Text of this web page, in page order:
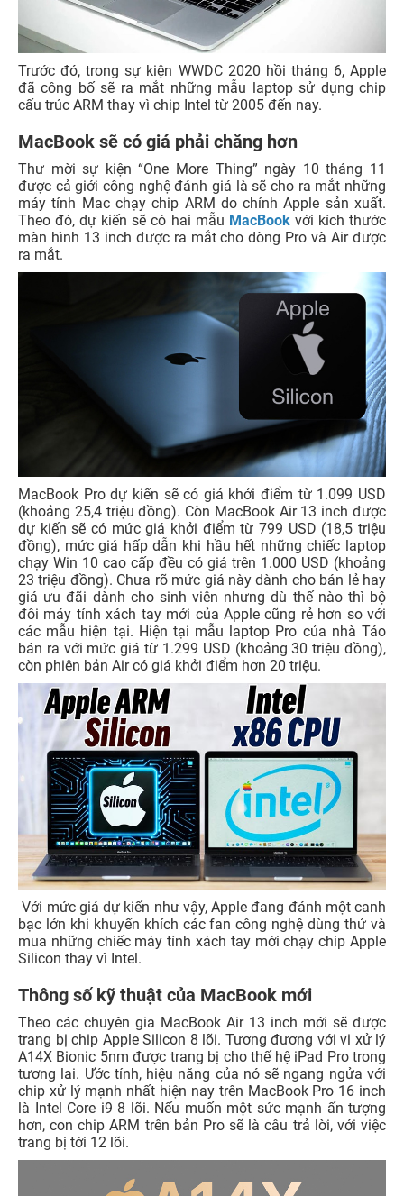
Trước đó, trong sự kiện WWDC 2020 hồi tháng 6, Apple
đã công bố sẽ ra mắt những mẫu laptop sử dụng chip
cấu trúc ARM thay vì chip Intel từ 2005 đến nay.
MacBook sẽ có giá phải chăng hơn
Thư mời sự kiện “One More Thing” ngày 10 tháng 11
được cả giới công nghệ đánh giá là sẽ cho ra mắt những
máy tính Mac chạy chip ARM do chính Apple sản xuất.
Theo đó, dự kiến sẽ có hai mẫu MacBook với kích thước
màn hình 13 inch được ra mắt cho dòng Pro và Air được
ra mắt.
MacBook Pro dự kiến sẽ có giá khởi điểm từ 1.099 USD
(khoảng 25,4 triệu đồng). Còn MacBook Air 13 inch được
dự kiến sẽ có mức giá khởi điểm từ 799 USD (18,5 triệu
đồng), mức giá hấp dẫn khi hầu hết những chiếc laptop
chạy Win 10 cao cấp đều có giá trên 1.000 USD (khoảng
23 triệu đồng). Chưa rõ mức giá này dành cho bán lẻ hay
giá ưu đãi dành cho sinh viên nhưng dù thế nào thì bộ
đôi máy tính xách tay mới của Apple cũng rẻ hơn so với
các mẫu hiện tại. Hiện tại mẫu laptop Pro của nhà Táo
bán ra với mức giá từ 1.299 USD (khoảng 30 triệu đồng),
còn phiên bản Air có giá khởi điểm hơn 20 triệu.
Với mức giá dự kiến như vậy, Apple đang đánh một canh
bạc lớn khi khuyến khích các fan công nghệ dùng thử và
mua những chiếc máy tính xách tay mới chạy chip Apple
Silicon thay vì Intel.
Thông số kỹ thuật của MacBook mới
Theo các chuyên gia MacBook Air 13 inch mới sẽ được
trang bị chip Apple Silicon 8 lõi. Tương đương với vi xử lý
A14X Bionic 5nm được trang bị cho thế hệ iPad Pro trong
tương lai. Ước tính, hiệu năng của nó sẽ ngang ngửa với
chip xử lý mạnh nhất hiện nay trên MacBook Pro 16 inch
là Intel Core i9 8 lõi. Nếu muốn một sức mạnh ấn tượng
hơn, con chip ARM trên bản Pro sẽ là câu trả lời, với việc
trang bị tới 12 lõi.